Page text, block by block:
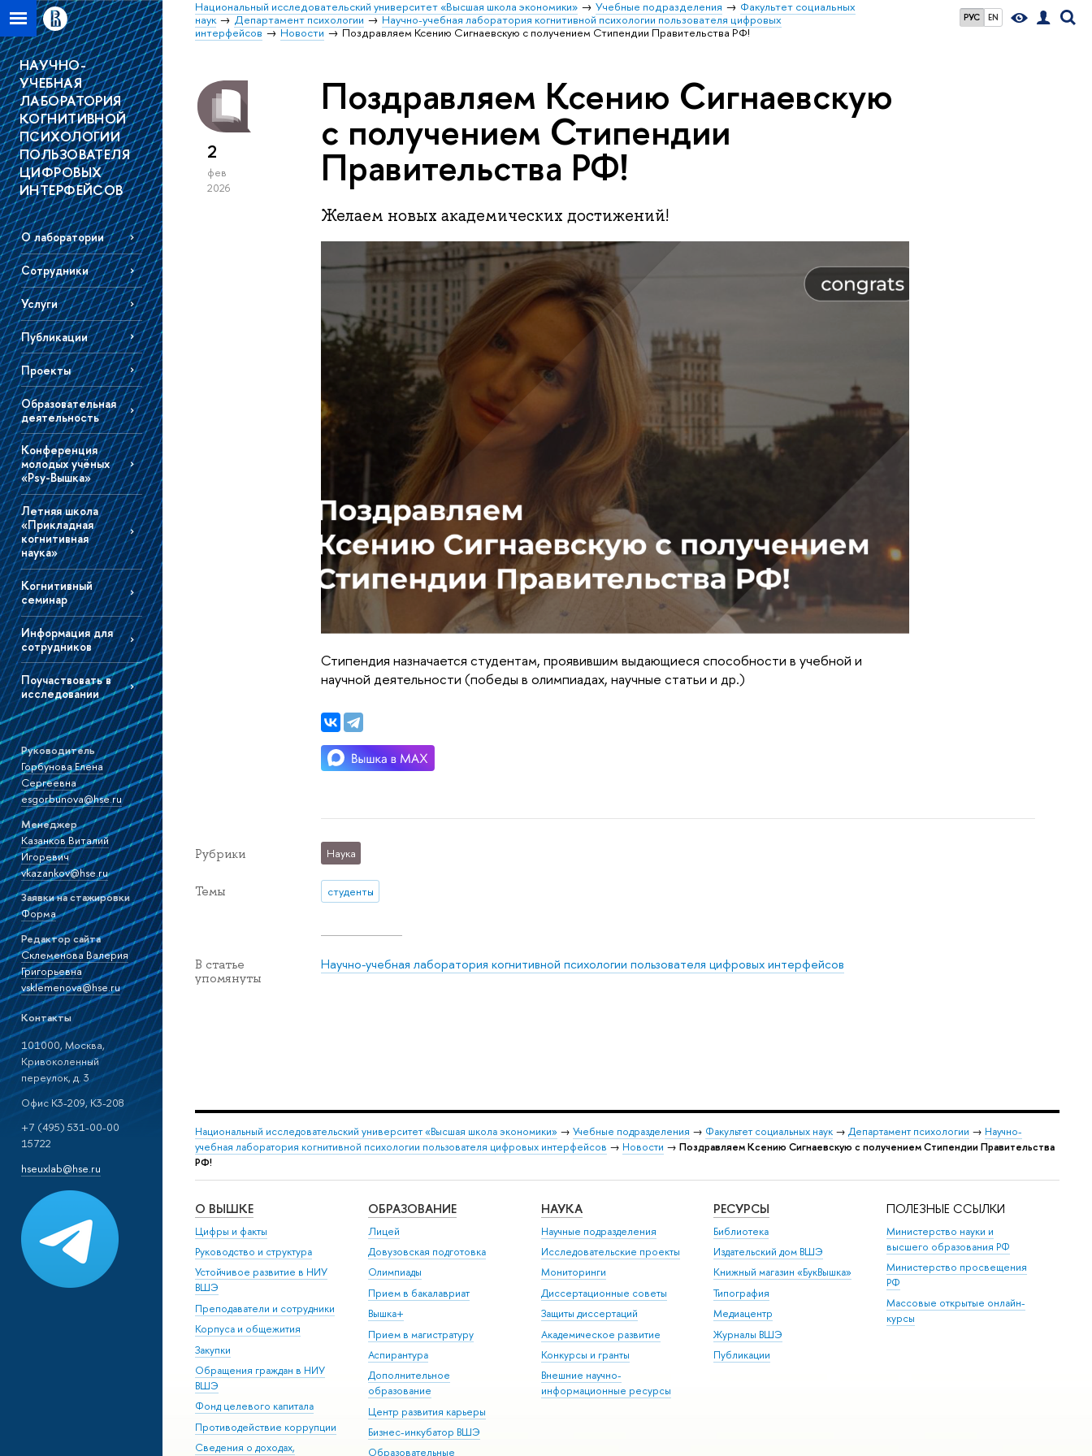
РУС EN
Национальный исследовательский университет «Высшая школа экономики» Учебные подразделения
Факультет социальных
наук
Департамент психологии
Научно-учебная лаборатория когнитивной психологии пользователя цифровых
интерфейсов
Новости Поздравляем Ксению Сигнаевскую с получением Стипендии Правительства РФ!
НАУЧНО-
УЧЕБНАЯ
ЛАБОРАТОРИЯ
КОГНИТИВНОЙ
ПСИХОЛОГИИ
ПОЛЬЗОВАТЕЛЯ
ЦИФРОВЫХ
ИНТЕРФЕЙСОВ
О лаборатории
Сотрудники
Услуги
Публикации
Проекты
Образовательная
деятельность
Конференция
молодых учёных
«Psy-Вышка»
Летняя школа
«Прикладная
когнитивная
наука»
Когнитивный
семинар
Информация для
сотрудников
Поучаствовать в
исследовании
Руководитель
Горбунова Елена
Сергеевна
esgorbunova@hse.ru
Менеджер
Казанков Виталий
Игоревич
vkazankov@hse.ru
Заявки на стажировки
Форма
Редактор сайта
Склеменова Валерия
Григорьевна
vsklemenova@hse.ru
Контакты
101000, Москва,
Кривоколенный
переулок, д. 3
Офис K3-209, К3-208
+7 (495) 531-00-00
15722
hseuxlab@hse.ru
2
фев
2026
Поздравляем Ксению Сигнаевскую
с получением Стипендии
Правительства РФ!
Желаем новых академических достижений!
Стипендия назначается студентам, проявившим выдающиеся способности в учебной и
научной деятельности (победы в олимпиадах, научные статьи и др.)
Рубрики Наука
Темы студенты
В статье
упомянуты
Научно-учебная лаборатория когнитивной психологии пользователя цифровых интерфейсов
Национальный исследовательский университет «Высшая школа экономики» → Учебные подразделения → Факультет социальных наук → Департамент психологии → Научно-
учебная лаборатория когнитивной психологии пользователя цифровых интерфейсов → Новости → Поздравляем Ксению Сигнаевскую с получением Стипендии Правительства
РФ!
О ВЫШКЕ
Цифры и факты
Руководство и структура
Устойчивое развитие в НИУ
ВШЭ
Преподаватели и сотрудники
Корпуса и общежития
Закупки
Обращения граждан в НИУ
ВШЭ
Фонд целевого капитала
Противодействие коррупции
Сведения о доходах,
ОБРАЗОВАНИЕ
Лицей
Довузовская подготовка
Олимпиады
Прием в бакалавриат
Вышка+
Прием в магистратуру
Аспирантура
Дополнительное
образование
Центр развития карьеры
Бизнес-инкубатор ВШЭ
Образовательные
НАУКА
Научные подразделения
Исследовательские проекты
Мониторинги
Диссертационные советы
Защиты диссертаций
Академическое развитие
Конкурсы и гранты
Внешние научно-
информационные ресурсы
РЕСУРСЫ
Библиотека
Издательский дом ВШЭ
Книжный магазин «БукВышка»
Типография
Медиацентр
Журналы ВШЭ
Публикации
ПОЛЕЗНЫЕ ССЫЛКИ
Министерство науки и
высшего образования РФ
Министерство просвещения
РФ
Массовые открытые онлайн-
курсы